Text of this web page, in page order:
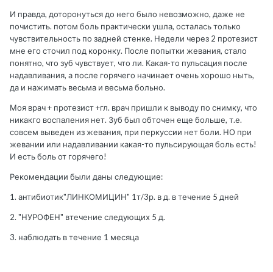
И правда, доторонуться до него было невозможно, даже не
почистить. потом боль практически ушла, осталась только
чувствительность по задней стенке. Недели через 2 протезист
мне его сточил под коронку. После попытки жевания, стало
понятно, что зуб чувствует, что ли. Какая-то пульсация после
надавливания, а после горячего начинает очень хорошо ныть,
да и нажимать весьма и весьма больно.
Моя врач + протезист +гл. врач пришли к выводу по снимку, что
никакго воспаления нет. Зуб был обточен еще больше, т.е.
совсем выведен из жевания, при перкуссии нет боли. НО при
жевании или надавливании какая-то пульсирующая боль есть!
И есть боль от горячего!
Рекомендации были даны следующие:
1. антибиотик"ЛИНКОМИЦИН" 1т/3р. в д. в течение 5 дней
2. "НУРОФЕН" втечение следующих 5 д.
3. наблюдать в течение 1 месяца